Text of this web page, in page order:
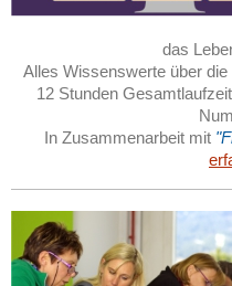
das
Alles Wissenswerte über
12 Stunden
In Zusammenarbeit mit